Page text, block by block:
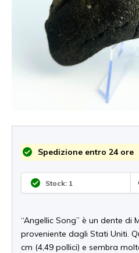
Spedizione entro 24 ore
Stock: 1
“Angellic Song” è un dente di
proveniente dagli Stati Uniti.
cm (4,49 pollici) e sembra